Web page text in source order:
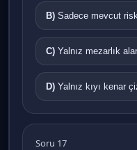
B) Sadece mevcut
C) Yalnız mezarlık
D) Yalnız kıyı kenar
Soru 17